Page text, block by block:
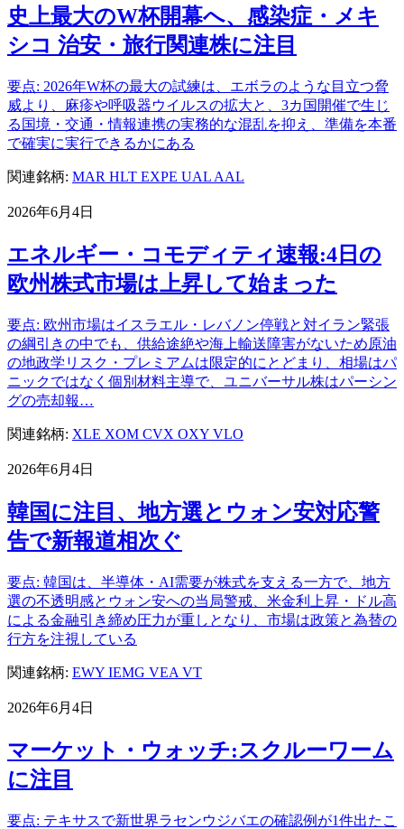
史上最大のW杯開幕へ、感染症・メキ
シコ 治安・旅行関連株に注目
要点: 2026年W杯の最大の試練は、エボラのような目立つ脅
威より、麻疹や呼吸器ウイルスの拡大と、3カ国開催で生じ
る国境・交通・情報連携の実務的な混乱を抑え、準備を本番
で確実に実行できるかにある
関連銘柄: MAR HLT EXPE UAL AAL
2026年6月4日
エネルギー・コモディティ速報:4日の
欧州株式市場は上昇して始まった
要点: 欧州市場はイスラエル・レバノン停戦と対イラン緊張
の綱引きの中でも、供給途絶や海上輸送障害がないため原油
の地政学リスク・プレミアムは限定的にとどまり、相場はパ
ニックではなく個別材料主導で、ユニバーサル株はパーシン
グの売却報…
関連銘柄: XLE XOM CVX OXY VLO
2026年6月4日
韓国に注目、地方選とウォン安対応警
告で新報道相次ぐ
要点: 韓国は、半導体・AI需要が株式を支える一方で、地方
選の不透明感とウォン安への当局警戒、米金利上昇・ドル高
による金融引き締め圧力が重しとなり、市場は政策と為替の
行方を注視している
関連銘柄: EWY IEMG VEA VT
2026年6月4日
マーケット・ウォッチ:スクルーワーム
に注目
要点: テキサスで新世界ラセンウジバエの確認例が1件出たこ